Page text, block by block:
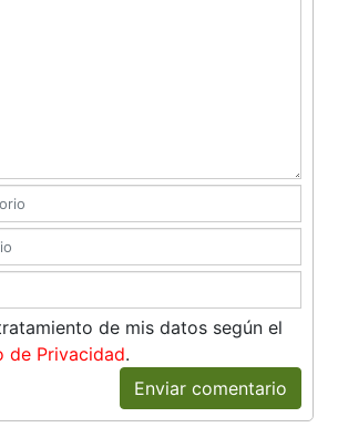
de mis datos según el
de Privacidad.
Enviar comentario